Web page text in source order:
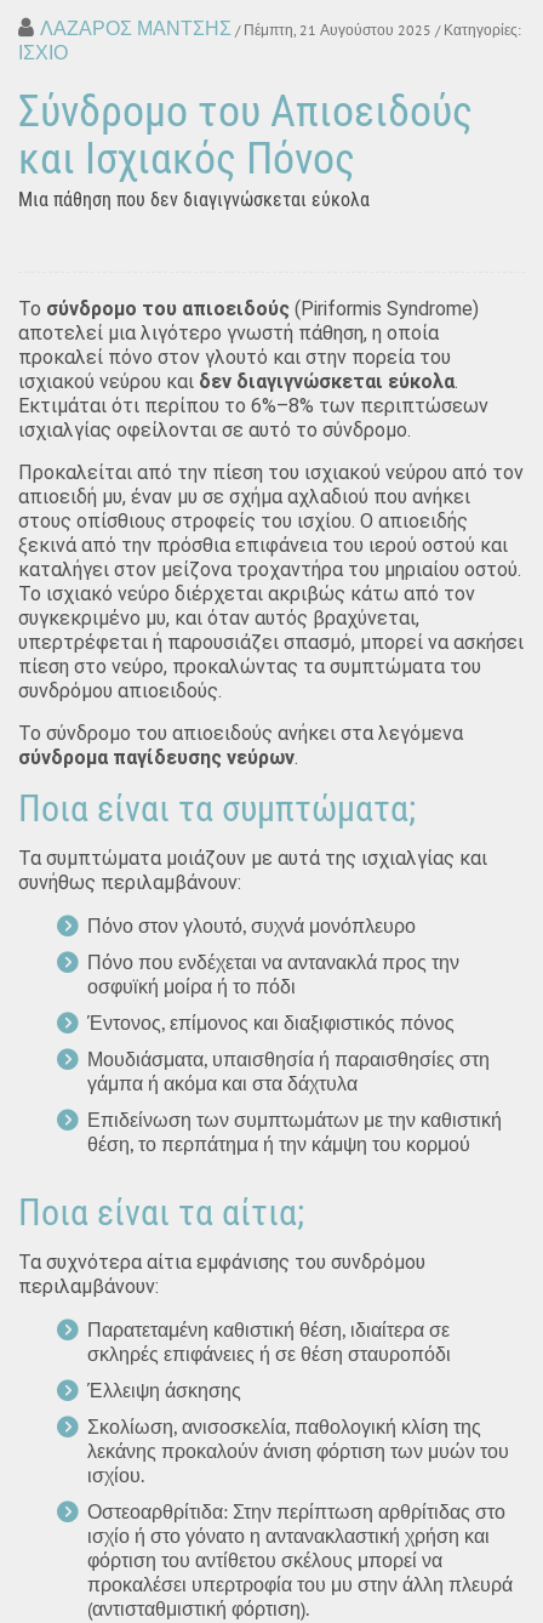
ΛΑΖΑΡΟΣ ΜΑΝΤΣΗΣ / Πέμπτη, 21 Αυγούστου 2025 / Κατηγορίες:
ΙΣΧΙΟ
Σύνδρομο του Απιοειδούς
και Ισχιακός Πόνος
Μια πάθηση που δεν διαγιγνώσκεται εύκολα
Το σύνδρομο του απιοειδούς (Piriformis Syndrome)
αποτελεί μια λιγότερο γνωστή πάθηση, η οποία
προκαλεί πόνο στον γλουτό και στην πορεία του
ισχιακού νεύρου και δεν διαγιγνώσκεται εύκολα.
Εκτιμάται ότι περίπου το 6%–8% των περιπτώσεων
ισχιαλγίας οφείλονται σε αυτό το σύνδρομο.
Προκαλείται από την πίεση του ισχιακού νεύρου από τον
απιοειδή μυ, έναν μυ σε σχήμα αχλαδιού που ανήκει
στους οπίσθιους στροφείς του ισχίου. Ο απιοειδής
ξεκινά από την πρόσθια επιφάνεια του ιερού οστού και
καταλήγει στον μείζονα τροχαντήρα του μηριαίου οστού.
Το ισχιακό νεύρο διέρχεται ακριβώς κάτω από τον
συγκεκριμένο μυ, και όταν αυτός βραχύνεται,
υπερτρέφεται ή παρουσιάζει σπασμό, μπορεί να ασκήσει
πίεση στο νεύρο, προκαλώντας τα συμπτώματα του
συνδρόμου απιοειδούς.
Το σύνδρομο του απιοειδούς ανήκει στα λεγόμενα
σύνδρομα παγίδευσης νεύρων.
Ποια είναι τα συμπτώματα;
Τα συμπτώματα μοιάζουν με αυτά της ισχιαλγίας και
συνήθως περιλαμβάνουν:
Πόνο στον γλουτό, συχνά μονόπλευρο
Πόνο που ενδέχεται να αντανακλά προς την
οσφυϊκή μοίρα ή το πόδι
Έντονος, επίμονος και διαξιφιστικός πόνος
Μουδιάσματα, υπαισθησία ή παραισθησίες στη
γάμπα ή ακόμα και στα δάχτυλα
Επιδείνωση των συμπτωμάτων με την καθιστική
θέση, το περπάτημα ή την κάμψη του κορμού
Ποια είναι τα αίτια;
Τα συχνότερα αίτια εμφάνισης του συνδρόμου
περιλαμβάνουν:
Παρατεταμένη καθιστική θέση, ιδιαίτερα σε
σκληρές επιφάνειες ή σε θέση σταυροπόδι
Έλλειψη άσκησης
Σκολίωση, ανισοσκελία, παθολογική κλίση της
λεκάνης προκαλούν άνιση φόρτιση των μυών του
ισχίου.
Οστεοαρθρίτιδα: Στην περίπτωση αρθρίτιδας στο
ισχίο ή στο γόνατο η αντανακλαστική χρήση και
φόρτιση του αντίθετου σκέλους μπορεί να
προκαλέσει υπερτροφία του μυ στην άλλη πλευρά
(αντισταθμιστική φόρτιση).